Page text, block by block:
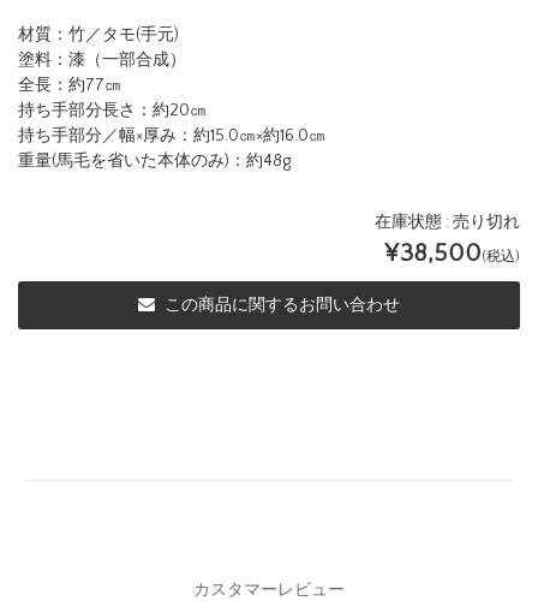
在庫状態 : 売り切れ
¥38,500(税込)
この商品に関するお問い合わせ
材質：竹／タモ(手元)
塗料：漆（一部合成）
全長：約77㎝
持ち手部分長さ：約20㎝
持ち手部分／幅×厚み：約15.0㎝×約16.0㎝
重量(馬毛を省いた本体のみ) ：約48g
カスタマーレビュー